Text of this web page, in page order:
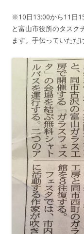
※10日13:00から11日
と富山市役所のタスク
ます。手伝っていただ